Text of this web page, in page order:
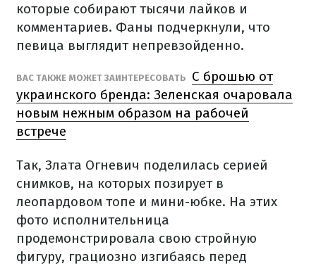
которые собирают тысячи лайков и
комментариев. Фаны подчеркнули, что
певица выглядит непревзойденно.
ВАС ТАКЖЕ МОЖЕТ ЗАИНТЕРЕСОВАТЬ
С брошью от
украинского бренда: Зеленская очаровала
новым нежным образом на рабочей
встрече
Так, Злата Огневич поделилась серией
снимков, на которых позирует в
леопардовом топе и мини-юбке. На этих
фото исполнительница
продемонстрировала свою стройную
фигуру, грациозно изгибаясь перед